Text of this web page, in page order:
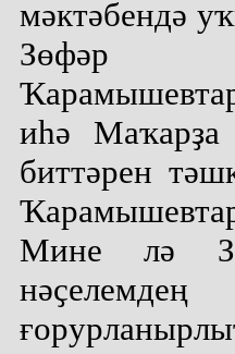
мәктәбендә
Зөфәр
иһә
биттәрен
Мине лә